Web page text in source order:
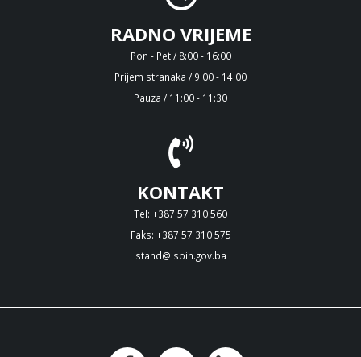
RADNO VRIJEME
Pon - Pet / 8:00 - 16:00
Prijem stranaka / 9:00 - 14:00
Pauza / 11:00 - 11:30
KONTAKT
Tel: +387 57 310 560
Faks: +387 57 310 575
stand@isbih.gov.ba